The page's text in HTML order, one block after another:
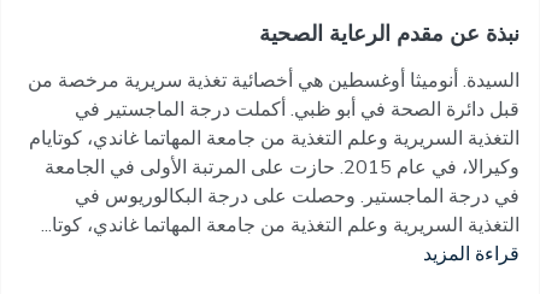
نبذة عن مقدم الرعاية الصحية
السيدة. أنوميثا أوغسطين هي أخصائية تغذية سريرية مرخصة من
قبل دائرة الصحة في أبو ظبي. أكملت درجة الماجستير في
التغذية السريرية وعلم التغذية من جامعة المهاتما غاندي، كوتايام
وكيرالا، في عام 2015. حازت على المرتبة الأولى في الجامعة
في درجة الماجستير. وحصلت على درجة البكالوريوس في
التغذية السريرية وعلم التغذية من جامعة المهاتما غاندي، كوتا...
قراءة المزيد